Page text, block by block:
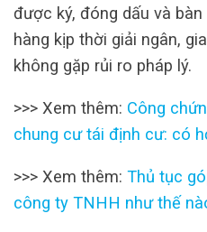
được ký, đóng dấu và
hàng kịp thời giải ngân,
không gặp rủi ro pháp lý.
>>> Xem thêm: Công
chung cư tái định cư: có
>>> Xem thêm: Thủ tục
công ty TNHH như thế